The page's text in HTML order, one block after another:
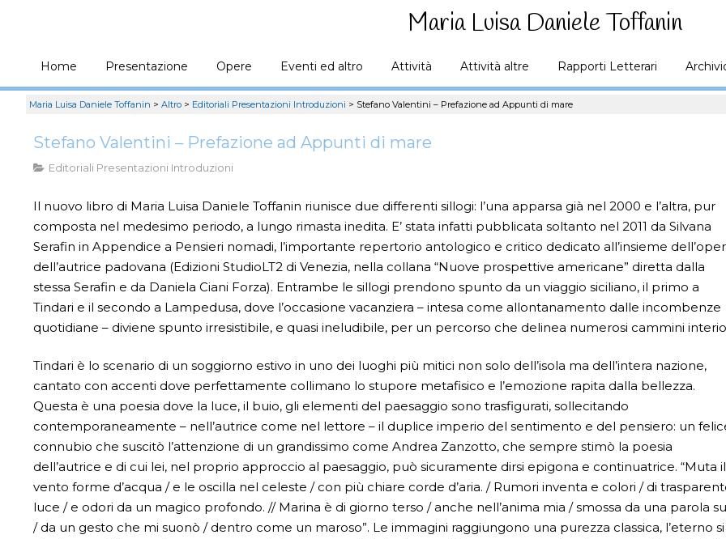
Maria Luisa Daniele Toffanin
Home Presentazione Opere Eventi ed altro Attività Attività altre Rapporti Letterari
Maria Luisa Daniele Toffanin > Altro > Editoriali Presentazioni Introduzioni > Stefano Valentini – Prefazione ad Appunti di mare
Stefano Valentini – Prefazione ad Appunti di mare
Editoriali Presentazioni Introduzioni
Il nuovo libro di Maria Luisa Daniele Toffanin riunisce due differenti sillogi: l’una apparsa già nel 2000 e l’altra, pur
composta nel medesimo periodo, a lungo rimasta inedita. E’ stata infatti pubblicata soltanto nel 2011 da Silvana
Serafin in Appendice a Pensieri nomadi, l’importante repertorio antologico e critico dedicato all’insieme
dell’autrice padovana (Edizioni StudioLT2 di Venezia, nella collana “Nuove prospettive americane” diretta dalla
stessa Serafin e da Daniela Ciani Forza). Entrambe le sillogi prendono spunto da un viaggio siciliano, il primo a
Tindari e il secondo a Lampedusa, dove l’occasione vacanziera – intesa come allontanamento dalle incombenze
quotidiane – diviene spunto irresistibile, e quasi ineludibile, per un percorso che delinea numerosi cammini
Tindari è lo scenario di un soggiorno estivo in uno dei luoghi più mitici non solo dell’isola ma dell’intera nazione,
cantato con accenti dove perfettamente collimano lo stupore metafisico e l’emozione rapita dalla bellezza.
Questa è una poesia dove la luce, il buio, gli elementi del paesaggio sono trasfigurati, sollecitando
contemporaneamente – nell’autrice come nel lettore – il duplice imperio del sentimento e del pensiero: un
connubio che suscitò l’attenzione di un grandissimo come Andrea Zanzotto, che sempre stimò la poesia
dell’autrice e di cui lei, nel proprio approccio al paesaggio, può sicuramente dirsi epigona e continuatrice. “Muta il
vento forme d’acqua / e le oscilla nel celeste / con più chiare corde d’aria. / Rumori inventa e colori / di
luce / e odori da un magico profondo. // Marina è di giorno terso / anche nell’anima mia / smossa da una parola
/ da un gesto che mi suonò / dentro come un maroso”. Le immagini raggiungono una purezza classica, l’eterno si